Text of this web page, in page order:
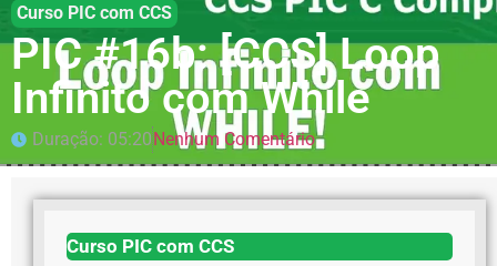
Curso PIC com CCS
PIC #16b: [CCS] Loop
Infinito com While
Duração: 05:20Nenhum Comentário
Curso PIC com CCS